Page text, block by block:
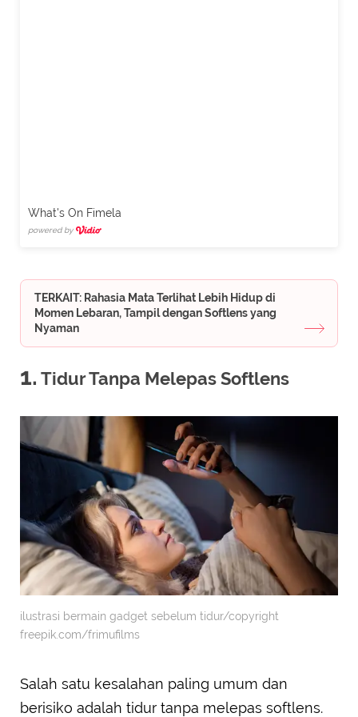
What's On Fimela
powered by
TERKAIT: Rahasia Mata Terlihat Lebih Hidup di
Momen Lebaran, Tampil dengan Softlens yang
Nyaman
1. Tidur Tanpa Melepas Softlens
ilustrasi bermain gadget sebelum tidur/copyright
freepik.com/frimufilms
Salah satu kesalahan paling umum dan
berisiko adalah tidur tanpa melepas softlens.